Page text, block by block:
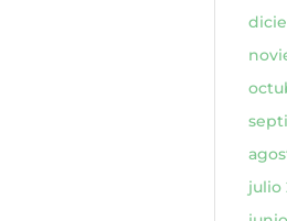
julio